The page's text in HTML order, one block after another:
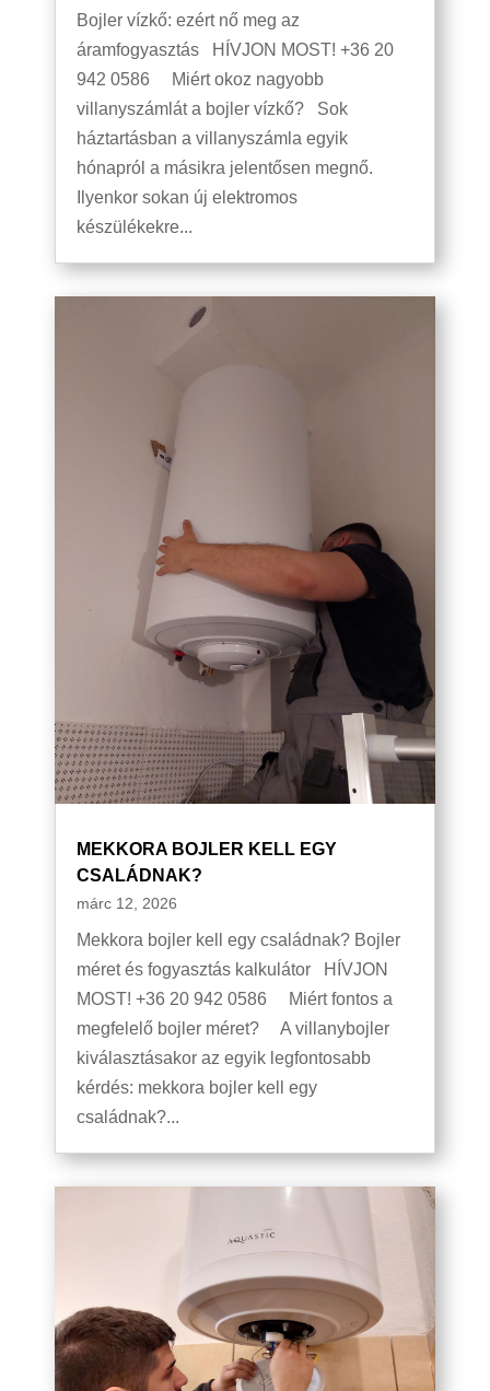
Bojler vízkő: ezért nő meg az
áramfogyasztás HÍVJON MOST! +36 20
942 0586 Miért okoz nagyobb
villanyszámlát a bojler vízkő? Sok
háztartásban a villanyszámla egyik
hónapról a másikra jelentősen megnő.
Ilyenkor sokan új elektromos
készülékekre...
MEKKORA BOJLER KELL EGY
CSALÁDNAK?
márc 12, 2026
Mekkora bojler kell egy családnak? Bojler
méret és fogyasztás kalkulátor HÍVJON
MOST! +36 20 942 0586 Miért fontos a
megfelelő bojler méret? A villanybojler
kiválasztásakor az egyik legfontosabb
kérdés: mekkora bojler kell egy
családnak?...